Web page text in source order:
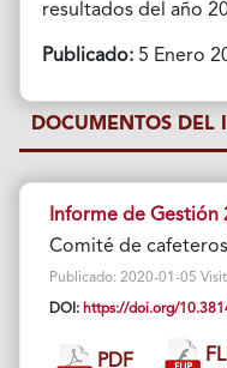
resultados del año
Publicado:5 Enero
DOCUMENTOS DEL
Informe de Gestión
Comité de
Publicado: 2020-01-05
DOI: https://doi.org/
PDF